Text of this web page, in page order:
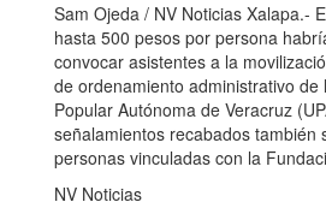
Sam Ojeda / NV Noticias Xalapa.-
hasta 500 pesos por persona
convocar asistentes a la
de ordenamiento administrativo de
Popular Autónoma de Veracruz
señalamientos recabados también
personas vinculadas con la
NV Noticias